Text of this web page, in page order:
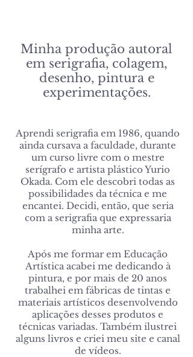
Minha produção autoral
em serigrafia, colagem,
desenho, pintura e
experimentações.
Aprendi serigrafia em 1986, quando
ainda cursava a faculdade, durante
um curso livre com o mestre
serígrafo e artista plástico Yurio
Okada. Com ele descobri todas as
possibilidades da técnica e me
encantei. Decidi, então, que seria
com a serigrafia que expressaria
minha arte.
Após me formar em Educação
Artística acabei me dedicando à
pintura, e por mais de 20 anos
trabalhei em fábricas de tintas e
materiais artísticos desenvolvendo
aplicações desses produtos e
técnicas variadas. Também ilustrei
alguns livros e criei meu site e canal
de vídeos.